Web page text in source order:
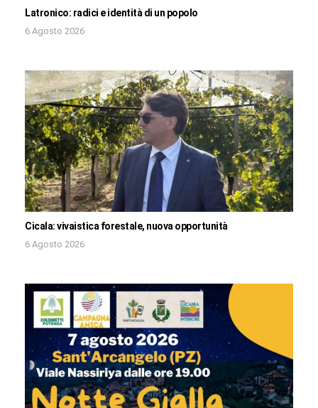
Latronico: radici e identità di un popolo
6 Agosto 2026
Cicala: vivaistica forestale, nuova opportunità
6 Agosto 2026